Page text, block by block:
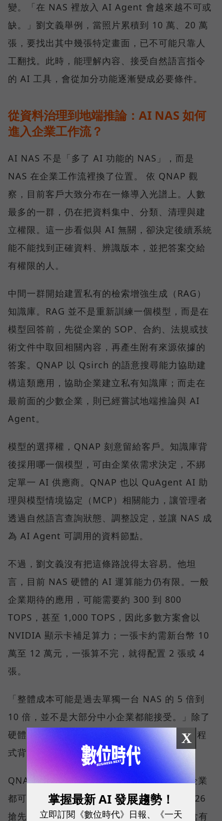
變。「在 NAS 裡放入 AI Agent 會越來越不可或
缺。」劉文義舉例，當照片累積到 10 萬、20 萬
張，要找出其中幾張特定畫面，已不可能只靠人
工翻找。此時，能理解內容、接受自然語言指令
的 AI 工具，會從加分功能逐漸變成必要條件。
從資料治理到地端推論：AI NAS 如何
進入企業工作流？
AI NAS 不是「多了 AI 功能的 NAS」，而是
NAS 在企業工作流裡換了位置。 依 QNAP 觀
察，目前客戶大致分布在一條導入光譜上。人數
最多的一群，仍在把資料集中、分類、清理與建
立權限。這一步看似與 AI 無關，卻決定後續系統
能不能找到正確資料、辨識版本，並把答案交給
有權限的人。
中間一群開始建置私有的檢索增強生成（RAG）
知識庫。RAG 並不是重新訓練一個模型，而是在
模型回答前，先從企業的 SOP、合約、法規或技
術文件中取回相關內容，再產生附有來源依據的
答案。QNAP 以 Qsirch 的語意搜尋能力協助建
構這類應用，協助企業建立私有知識庫；而走在
最前面的少數企業，則已經嘗試地端推論與 AI
Agent。
模型的選擇權，QNAP 刻意留給客戶。知識庫背
後採用哪一個模型，可由企業依需求決定，不綁
定單一 AI 供應商。QNAP 也以 QuAgent AI 助
理與模型情境協定（MCP）相關能力，讓管理者
透過自然語言查詢狀態、調整設定，並讓 NAS 成
為 AI Agent 可調用的資料節點。
不過，劉文義沒有把這條路說得太容易。他坦
言，目前 NAS 硬體的 AI 運算能力仍有限。一般
企業期待的應用，可能需要約 300 到 800
TOPS，甚至 1,000 TOPS，因此多數方案會以
NVIDIA 顯示卡補足算力；一張卡約需新台幣 10
萬至 12 萬元，一張算不完，就得配置 2 張或 4
張。
「整體成本可能是過去單獨一台 NAS 的 5 倍到
10 倍，並不是大部分中小企業都能接受。」除了
硬體，使用者還需要 AI 應用的 Know-how、程
式背景與開發資源，這些都是落地成本。
QNAP 則是透過算力分級讓各規模與需求的企業
都可以有適合的解決方案。在 Computex 2026
搶先亮相的 QNAP AI NAS 中，一類是採用含有
X
掌握最新 AI 發展趨勢！
立即訂閱《數位時代》日報、《一天